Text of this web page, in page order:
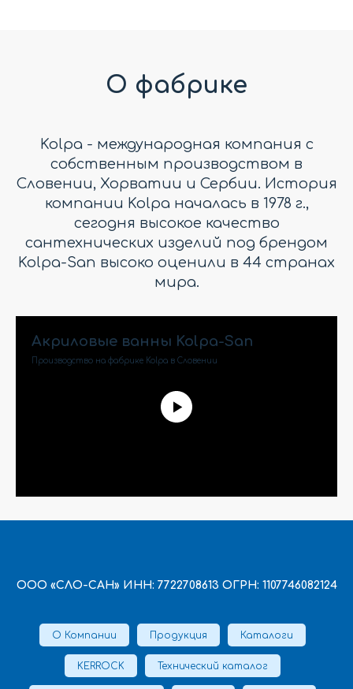
О фабрике
Kolpa - международная компания с
собственным производством в
Словении, Хорватии и Сербии. История
компании Kolpa началась в 1978 г.,
сегодня высокое качество
сантехнических изделий под брендом
Kolpa-San высоко оценили в 44 странах
мира.
Акриловые ванны Kolpa-San
Производство на фабрике Kolpa в Словении
ООО «СЛО-САН» ИНН: 7722708613 ОГРН: 1107746082124
О Компании Продукция Каталоги
KERROCK Технический каталог